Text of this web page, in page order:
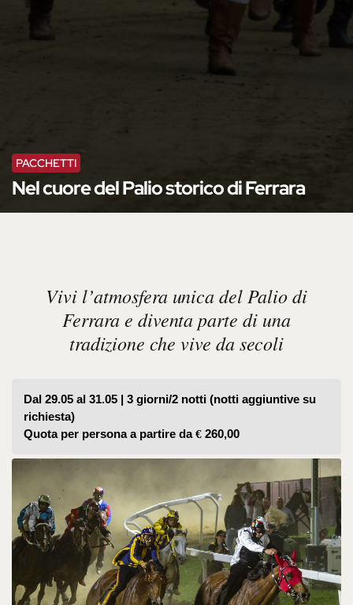
PACCHETTI
Nel cuore del Palio storico di Ferrara
Vivi l’atmosfera unica del Palio di
Ferrara e diventa parte di una
tradizione che vive da secoli
Dal 29.05 al 31.05 | 3 giorni/2 notti (notti aggiuntive su
richiesta)
Quota per persona a partire da € 260,00